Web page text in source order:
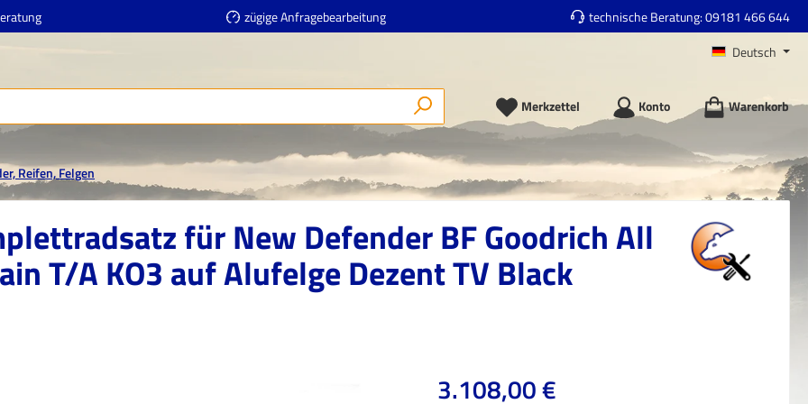
zügige Anfragebearbeitung technische Beratung:09181 466 644
Deutsch
Merkzettel Konto Warenkorb
Reifen, Felgen
für New Defender BF Goodrich All
T/A KO3 auf Alufelge Dezent TV Black
Regulärer Preis:
3.108,00 €